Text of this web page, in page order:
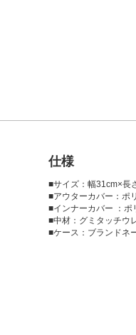
仕様
■サイズ：幅31cm×長
■アウターカバー：ポ
■インナーカバー ：ポ
■中材：グミタッチウ
■ケース：ブランドネ